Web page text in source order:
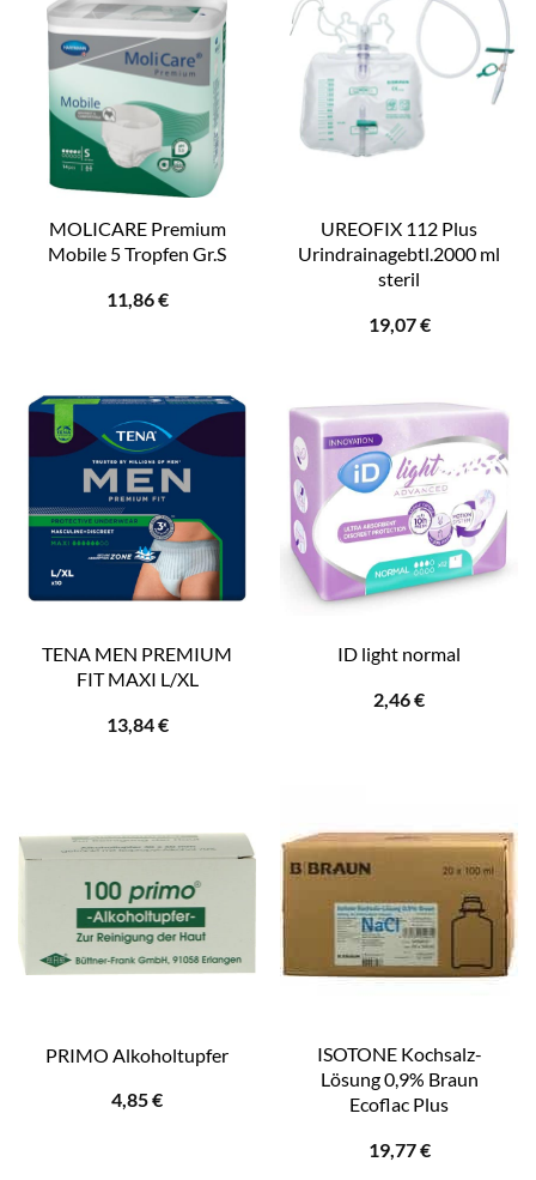
MOLICARE Premium
Mobile 5 Tropfen Gr.S
11,86€
UREOFIX 112 Plus
Urindrainagebtl.2000 ml
steril
19,07€
TENA MEN PREMIUM
FIT MAXI L/XL
13,84€
ID light normal
2,46€
PRIMO Alkoholtupfer
4,85€
ISOTONE Kochsalz-
Lösung 0,9% Braun
Ecoflac Plus
19,77€